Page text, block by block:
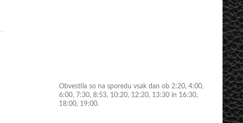
Obvestila so na sporedu vsak dan ob 2:20, 4:00,
6:00, 7:30, 8:53, 10:20, 12:20, 13:30 in 16:30,
18:00, 19:00.